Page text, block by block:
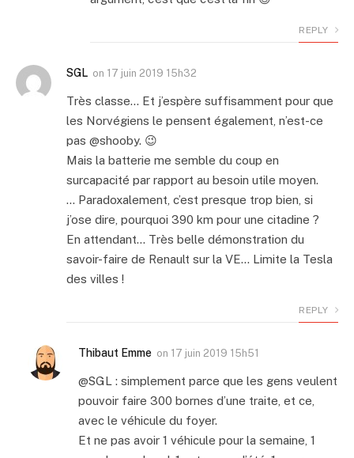
REPLY
SGL on 17 juin 2019 15h32
Très classe… Et j’espère suffisamment pour que
les Norvégiens le pensent également, n’est-ce
pas @shooby. 😉
Mais la batterie me semble du coup en
surcapacité par rapport au besoin utile moyen.
… Paradoxalement, c’est presque trop bien, si
j’ose dire, pourquoi 390 km pour une citadine ?
En attendant… Très belle démonstration du
savoir-faire de Renault sur la VE… Limite la Tesla
des villes !
REPLY
Thibaut Emme on 17 juin 2019 15h51
@SGL : simplement parce que les gens veulent
pouvoir faire 300 bornes d’une traite, et ce,
avec le véhicule du foyer.
Et ne pas avoir 1 véhicule pour la semaine, 1